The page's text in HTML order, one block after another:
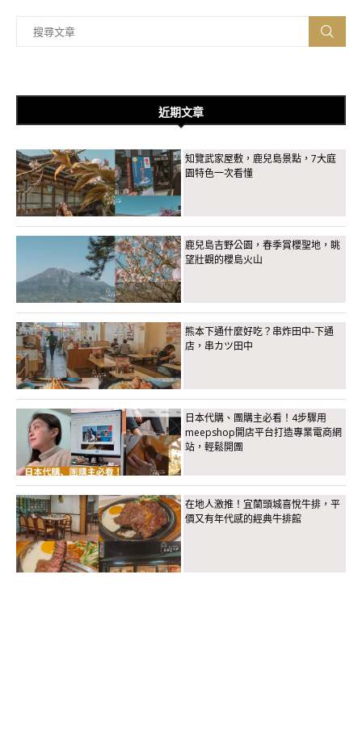
近期文章
知覽武家屋敷，鹿兒島景點，7大庭
園特色一次看懂
鹿兒島吉野公園，春季賞櫻聖地，眺
望壯觀的櫻島火山
熊本下通什麼好吃？串炸田中-下通
店，串カツ田中
日本代購、團購主必看！4步驟用
meepshop開店平台打造專業電商網
站，輕鬆開團
在地人激推！宜蘭頭城喜悅牛排，平
價又有年代感的經典牛排館